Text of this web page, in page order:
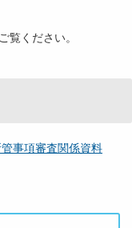
覧ください。
事項審査関係資料